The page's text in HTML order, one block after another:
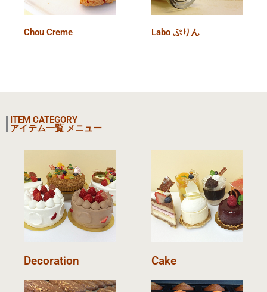
Chou Creme Labo ぷりん
ITEM CATEGORY
アイテム一覧 メニュー
Decoration Cake